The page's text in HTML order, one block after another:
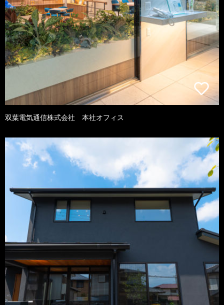
双葉電気通信株式会社 本社オフィス